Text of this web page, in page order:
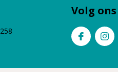
Volg ons